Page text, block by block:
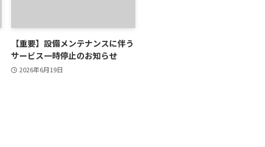
【重要】設備メンテナンスに伴う
サービス一時停止のお知らせ
2026年6月19日